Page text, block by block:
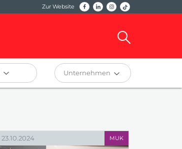
Zur Website
Unternehmen
23.10.2024 MUK